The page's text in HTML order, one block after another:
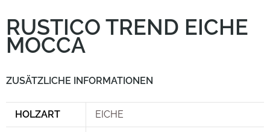
RUSTICO TREND EICHE
MOCCA
ZUSÄTZLICHE INFORMATIONEN
HOLZART EICHE